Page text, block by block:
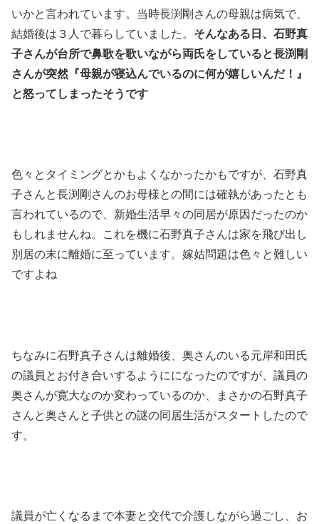
いかと言われています。当時長渕剛さんの母親は病気で、
結婚後は３人で暮らしていました。 そんなある日、石野真
子さんが台所で鼻歌を歌いながら両氏をしていると長渕剛
さんが突然『母親が寝込んでいるのに何が嬉しいんだ！』
と怒ってしまったそうです
色々とタイミングとかもよくなかったかもですが、石野真
子さんと長渕剛さんのお母様との間には確執があったとも
言われているので、新婚生活早々の同居が原因だったのか
もしれませんね。これを機に石野真子さんは家を飛び出し
別居の末に離婚に至っています。嫁姑問題は色々と難しい
ですよね
ちなみに石野真子さんは離婚後、奥さんのいる元岸和田氏
の議員とお付き合いするようにになったのですが、議員の
奥さんが寛大なのか変わっているのか、まさかの石野真子
さんと奥さんと子供との謎の同居生活がスタートしたので
す。
議員が亡くなるまで本妻と交代で介護しながら過ごし、お